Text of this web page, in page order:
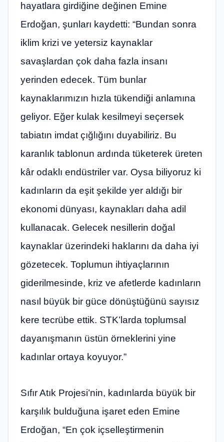
hayatlara girdiğine değinen Emine
Erdoğan, şunları kaydetti: “Bundan sonra
iklim krizi ve yetersiz kaynaklar
savaşlardan çok daha fazla insanı
yerinden edecek. Tüm bunlar
kaynaklarımızın hızla tükendiği anlamına
geliyor. Eğer kulak kesilmeyi seçersek
tabiatın imdat çığlığını duyabiliriz. Bu
karanlık tablonun ardında tüketerek üreten
kâr odaklı endüstriler var. Oysa biliyoruz ki
kadınların da eşit şekilde yer aldığı bir
ekonomi dünyası, kaynakları daha adil
kullanacak. Gelecek nesillerin doğal
kaynaklar üzerindeki haklarını da daha iyi
gözetecek. Toplumun ihtiyaçlarının
giderilmesinde, kriz ve afetlerde kadınların
nasıl büyük bir güce dönüştüğünü sayısız
kere tecrübe ettik. STK’larda toplumsal
dayanışmanın üstün örneklerini yine
kadınlar ortaya koyuyor.”
Sıfır Atık Projesi’nin, kadınlarda büyük bir
karşılık bulduğuna işaret eden Emine
Erdoğan, “En çok içselleştirmenin